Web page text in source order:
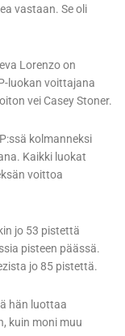
vastaan. Se oli
Lorenzo on
luokan voittajana
vei Casey Stoner.
kolmanneksi
Kaikki luokat
voittoa
jo 53 pistettä
pisteen päässä.
jo 85 pistettä.
hän luottaa
kuin moni muu